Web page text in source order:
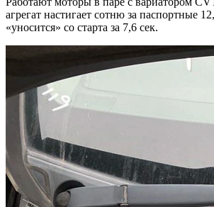
агрегат настигает сотню за паспортные
«уносится» со старта за 7,6 сек.